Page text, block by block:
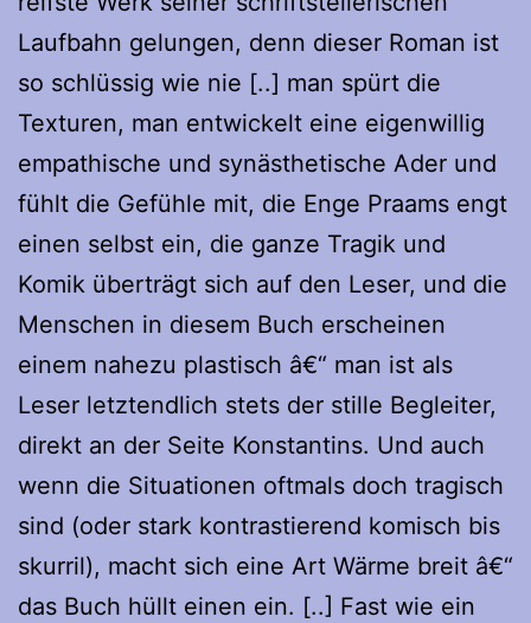
Laufbahn gelungen, denn dieser Roman ist
so schlüssig wie nie [..] man spürt die
Texturen, man entwickelt eine eigenwillig
empathische und synästhetische Ader und
fühlt die Gefühle mit, die Enge Praams engt
einen selbst ein, die ganze Tragik und
Komik überträgt sich auf den Leser, und die
Menschen in diesem Buch erscheinen
einem nahezu plastisch â€“ man ist als
Leser letztendlich stets der stille Begleiter,
direkt an der Seite Konstantins. Und auch
wenn die Situationen oftmals doch tragisch
sind (oder stark kontrastierend komisch bis
skurril), macht sich eine Art Wärme breit â€“
das Buch hüllt einen ein. [..] Fast wie ein